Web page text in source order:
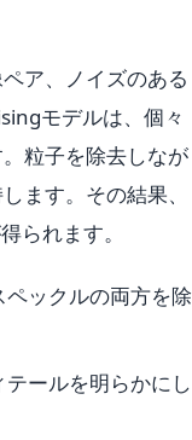
ア、ノイズのある
モデルは、個々
粒子を除去しなが
ます。その結果、
られます。
ックルの両方を除
ールを明らかにし